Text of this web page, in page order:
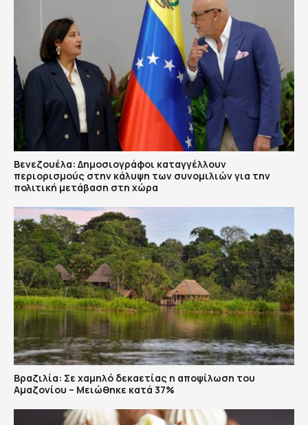
Βενεζουέλα: Δημοσιογράφοι καταγγέλλουν
περιορισμούς στην κάλυψη των συνομιλιών για την
πολιτική μετάβαση στη χώρα
Βραζιλία: Σε χαμηλό δεκαετίας η αποψίλωση του
Αμαζονίου – Μειώθηκε κατά 37%